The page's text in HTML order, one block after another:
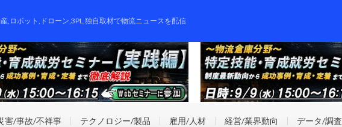
,ロボット,ドローン,3PL,独自取材で物流ニュースを配信
害/事故/不祥事 テクノロジー/製品 雇用/人材 経営/業界動向 データ/調査